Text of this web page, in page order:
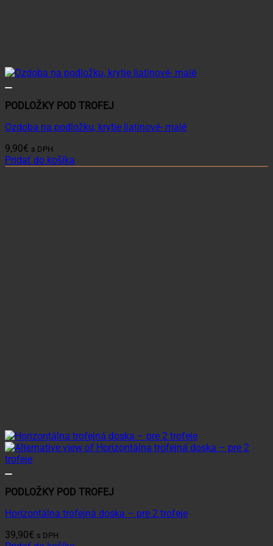
PODLOŽKY POD TROFEJ
Ozdoba na podložku, krytie liatinové- malé
9,90€ s DPH
Pridať do košíka
PODLOŽKY POD TROFEJ
Horizontálna trofejná doska – pre 2 trofeje
39,90€ s DPH